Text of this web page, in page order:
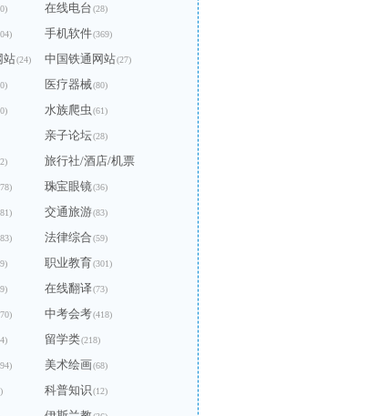
在线电台(28)
手机软件(369)
站(24) 中国铁通网站(27)
医疗器械(80)
水族爬虫(61)
亲子论坛(28)
旅行社/酒店/机票
(14)
珠宝眼镜(36)
交通旅游(83)
法律综合(59)
职业教育(301)
在线翻译(73)
中考会考(418)
留学类(218)
美术绘画(68)
科普知识(12)